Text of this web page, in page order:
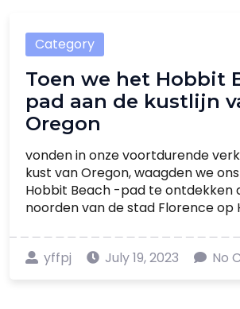
Category
Toen we het Hobbit
pad aan de kustlijn
Oregon
vonden in onze voortdurende
kust van Oregon, waagden we
Hobbit Beach -pad te ontdekken
noorden van de stad Florence op
yffpj July 19, 2023 No